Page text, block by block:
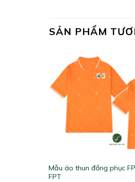
SẢN PHẨM
Mẫu áo thun đồng phục
FPT